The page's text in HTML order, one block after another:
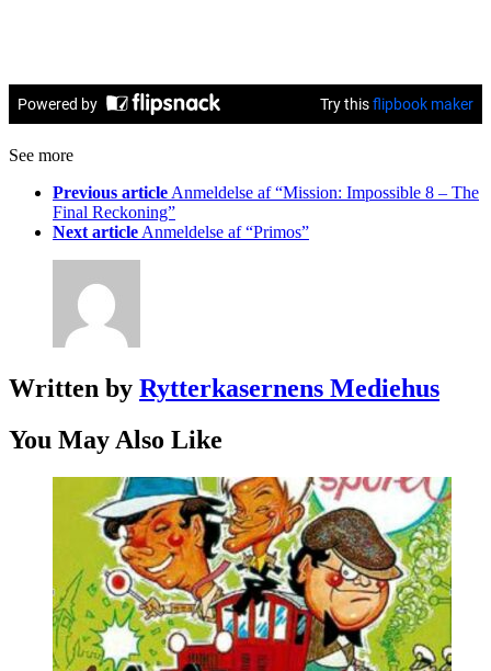
See more
Previous article Anmeldelse af “Mission: Impossible 8 – The
Final Reckoning”
Next article Anmeldelse af “Primos”
Written by Rytterkasernens Mediehus
You May Also Like